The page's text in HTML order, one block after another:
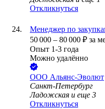
Откликнуться
Менеджер по
50 000 – 80 000 ₽ за
Опыт 1-3 года
Можно удалённо
ООО Альянс-Эволют
Санкт-Петербург
Ладожская и еще 3
Откликнуться